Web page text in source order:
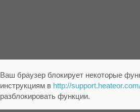
Ваш браузер блокирует некоторые
инструкциям в http://
разблокировать функции.